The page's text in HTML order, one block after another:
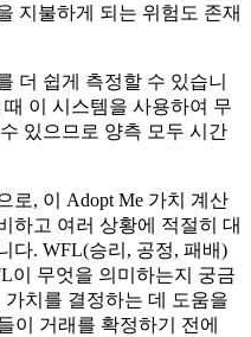
지불하게 되는 위험도 존재
더 쉽게 측정할 수 있습니
이 시스템을 사용하여 무
있으므로 양측 모두 시간
로, 이 Adopt Me 가치 계산
하고 여러 상황에 적절히 대
다. WFL(승리, 공정, 패배)
이 무엇을 의미하는지 궁금
치를 결정하는 데 도움을
이 거래를 확정하기 전에